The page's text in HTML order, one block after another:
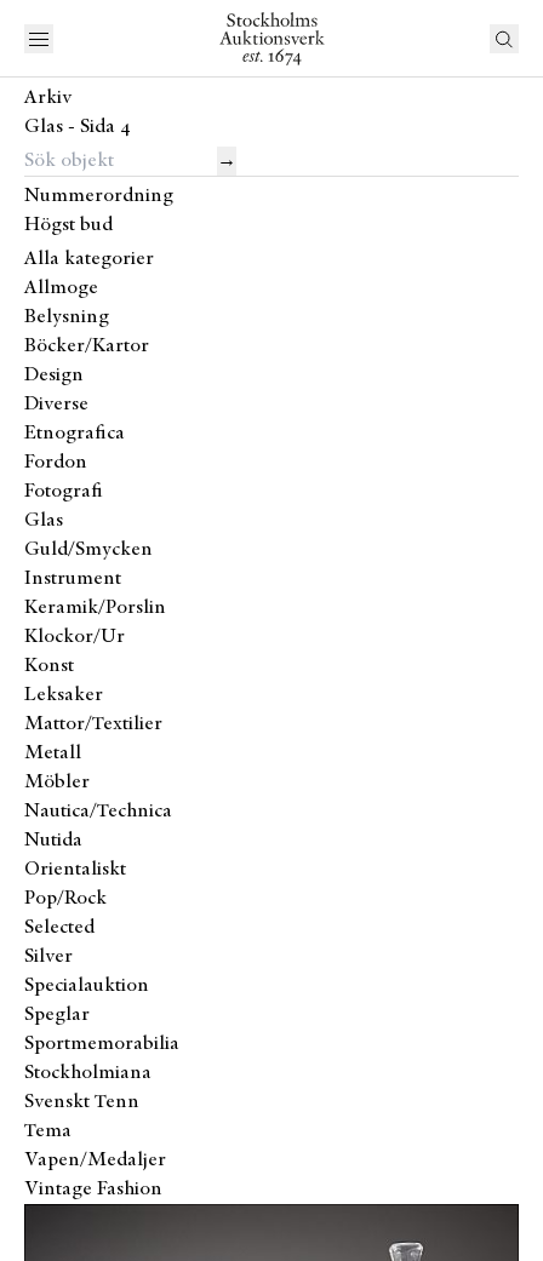
Arkiv
Glas - Sida 4
→
Nummerordning
Högst bud
Alla kategorier
Allmoge
Belysning
Böcker/Kartor
Design
Diverse
Etnografica
Fordon
Fotografi
Glas
Guld/Smycken
Instrument
Keramik/Porslin
Klockor/Ur
Konst
Leksaker
Mattor/Textilier
Metall
Möbler
Nautica/Technica
Nutida
Orientaliskt
Pop/Rock
Selected
Silver
Specialauktion
Speglar
Sportmemorabilia
Stockholmiana
Svenskt Tenn
Tema
Vapen/Medaljer
Vintage Fashion